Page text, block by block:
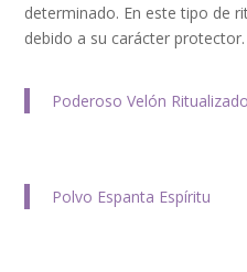
determinado. En este tipo de
debido a su carácter protector.
Poderoso Velón
Polvo Espanta Espíritu